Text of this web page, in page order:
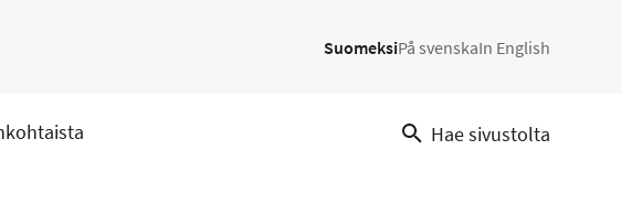
SuomeksiPå svenskaIn English
Hae sivustolta